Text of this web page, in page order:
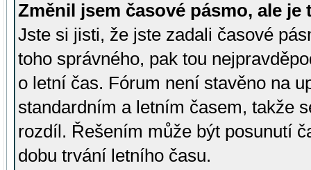
Změnil jsem časové pásmo, ale je
Jste si jisti, že jste zadali časové
toho správného, pak tou
o letní čas. Fórum není stavěno na
standardním a letním časem, takže
rozdíl. Řešením může být posunutí
dobu trvání letního času.